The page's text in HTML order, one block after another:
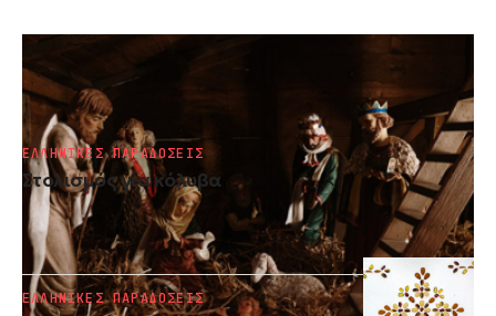
Η ιστορία των Χριστουγέννων
ΕΛΛΗΝΙΚΕΣ ΠΑΡΑΔΟΣΕΙΣ
Στολισμός για κόλυβα
ΕΛΛΗΝΙΚΕΣ ΠΑΡΑΔΟΣΕΙΣ
ΕΛΛΗΝΙΚΕΣ ΠΑΡΑΔΟΣΕΙΣ